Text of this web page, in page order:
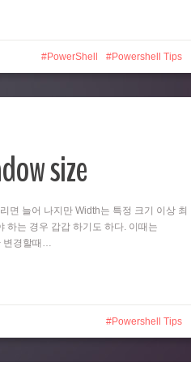
PowerShell Powershell Tips
size
면 늘어 나지만 Width는 특정 크기 이상 최
하는 경우 갑갑 하기도 하다. 이때는
경할때…
Powershell Tips